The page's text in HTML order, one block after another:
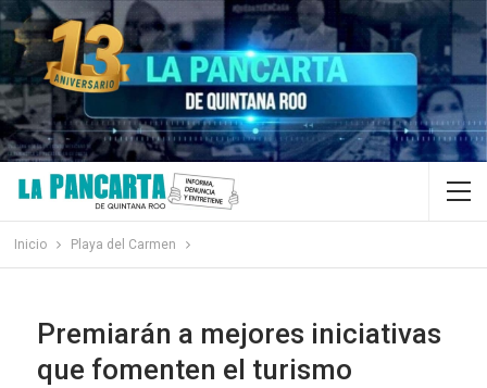
Inicio Playa del Carmen
Premiarán a mejores iniciativas
que fomenten el turismo